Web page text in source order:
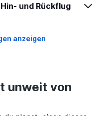
und Rückflug
anzeigen
unweit von